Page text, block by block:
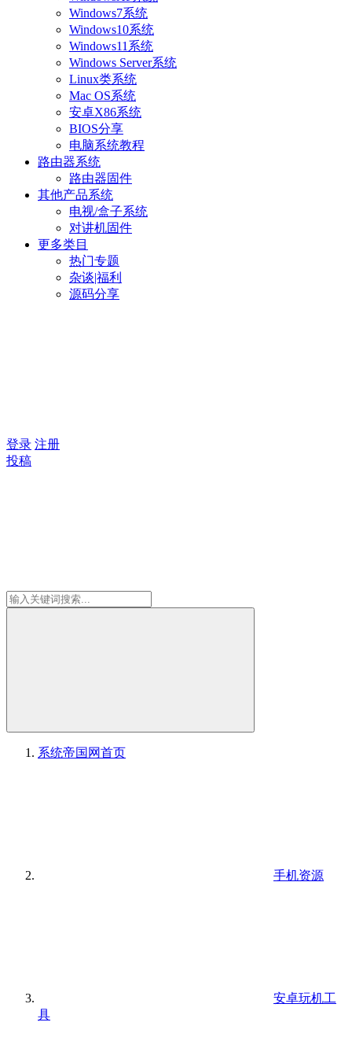
Windows7系统
Windows10系统
Windows11系统
Windows Server系统
Linux类系统
Mac OS系统
安卓X86系统
BIOS分享
电脑系统教程
路由器系统
路由器固件
其他产品系统
电视/盒子系统
对讲机固件
更多类目
热门专题
杂谈|福利
源码分享
登录 注册
投稿
系统帝国网首页
手机资源
安卓玩机工
具